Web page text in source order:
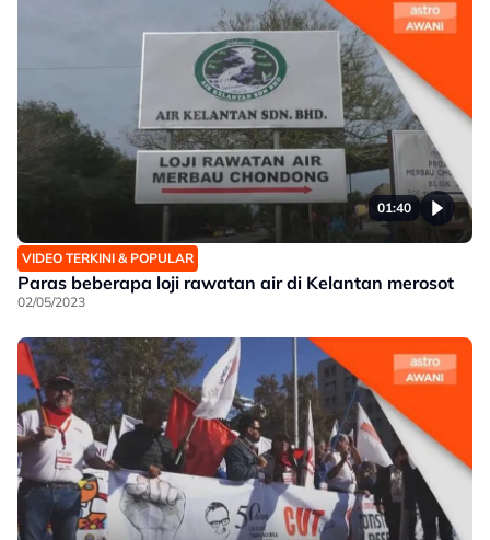
01:40
VIDEO TERKINI & POPULAR
Paras beberapa loji rawatan air di Kelantan merosot
02/05/2023